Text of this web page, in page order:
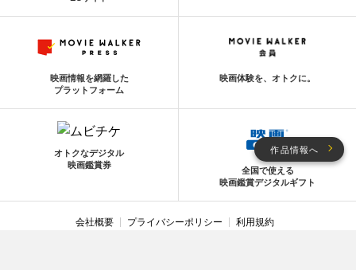
作品情報へ
映画情報を網羅した
プラットフォーム
映画体験を、オトクに。
オトクなデジタル
映画鑑賞券
全国で使える
映画鑑賞デジタルギフト
会社概要 プライバシーポリシー
利用規約